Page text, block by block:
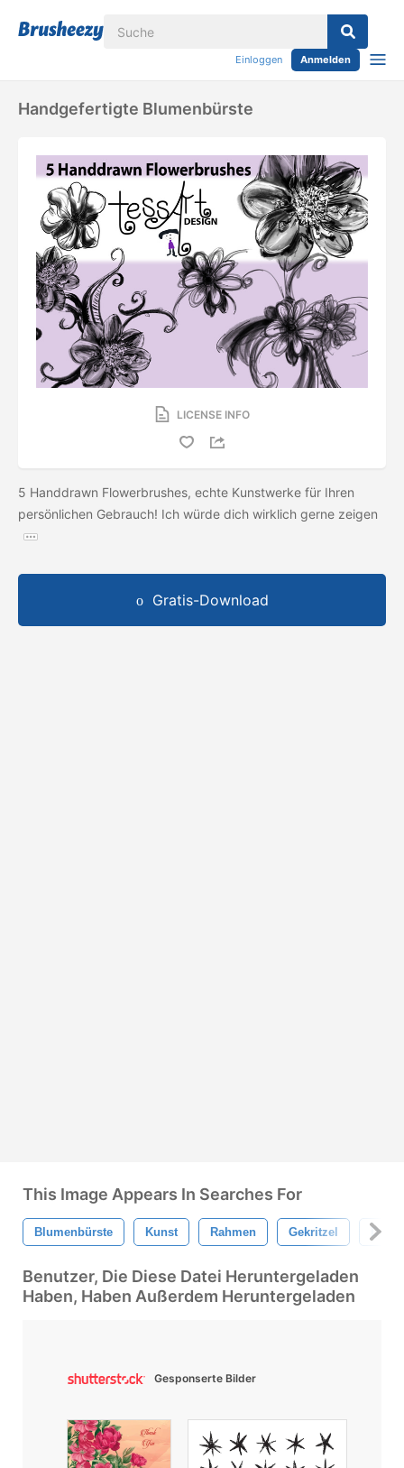
Einloggen Anmelden
Handgefertigte Blumenbürste
LICENSE INFO
5 Handdrawn Flowerbrushes, echte Kunstwerke für Ihren
persönlichen Gebrauch! Ich würde dich wirklich gerne zeigen
Gratis-Download
This Image Appears In Searches For
Blumenbürste Kunst Rahmen Gekritzel
Benutzer, Die Diese Datei Heruntergeladen
Haben, Haben Außerdem Heruntergeladen
Gesponserte Bilder